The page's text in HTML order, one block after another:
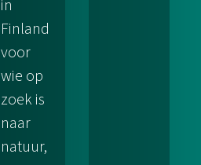
in
Finland
voor
wie op
zoek is
naar
natuur,